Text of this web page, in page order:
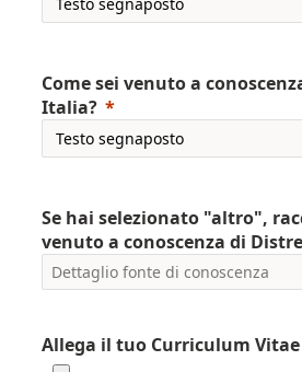
Come sei venuto a
Italia?
Se hai selezionato "altro",
venuto a conoscenza di
Allega il tuo Curriculum Vitae